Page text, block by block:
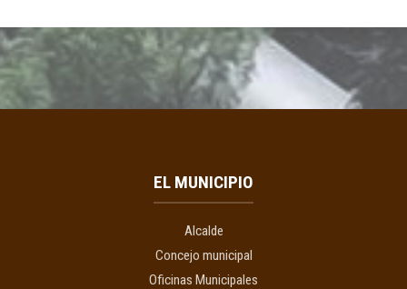
EL MUNICIPIO
Alcalde
Concejo municipal
Oficinas Municipales